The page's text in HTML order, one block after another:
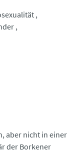
aber nicht in einer
der Borkener